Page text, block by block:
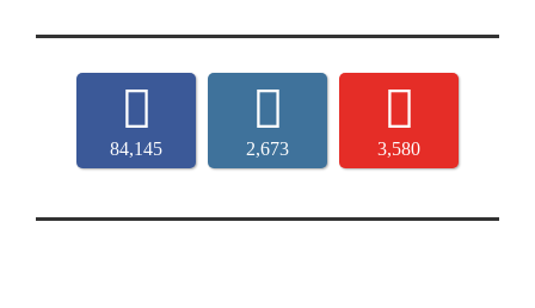
84,145 2,673 3,580